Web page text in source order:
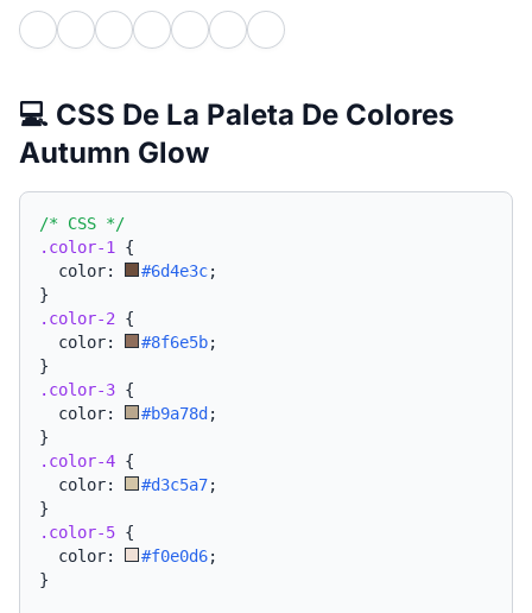
💻 CSS De La Paleta De Colores
Autumn Glow
/* CSS */
.color-1
{
  color:
#6d4e3c;
}
.color-2 {
  color:
#8f6e5b;
}
.color-3 {
  color:
#b9a78d ;
}
.color-4 {
  color:
#d3c5a7;
}
.color-5 {
  color:
#f0e0d6;
}